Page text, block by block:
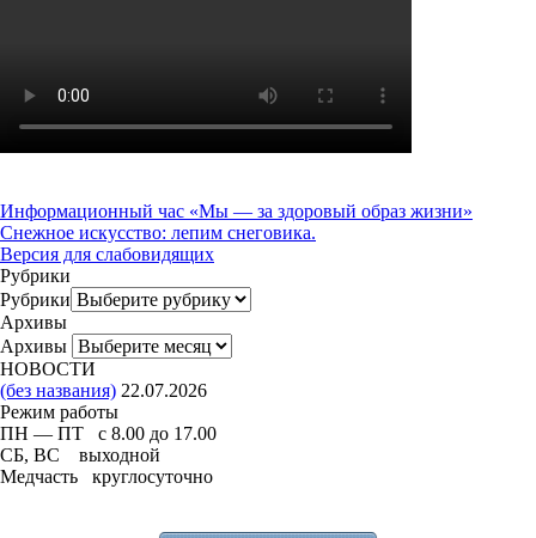
Информационный час «Мы — за здоровый образ жизни»
Снежное искусство: лепим снеговика.
Версия для слабовидящих
Рубрики
Рубрики
Архивы
Архивы
НОВОСТИ
(без названия) 22.07.2026
Режим работы
ПН — ПТ с 8.00 до 17.00
СБ, ВС выходной
Медчасть круглосуточно